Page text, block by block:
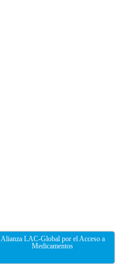
Alianza LAC-Global por el Acceso a
Medicamentos